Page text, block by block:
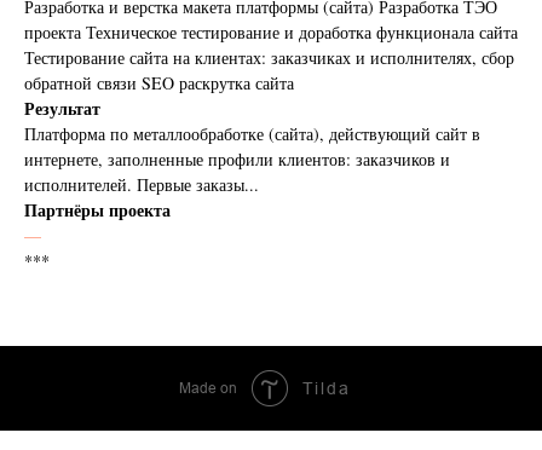
Разработка и верстка макета платформы (сайта) Разработка ТЭО
проекта Техническое тестирование и доработка функционала сайта
Тестирование сайта на клиентах: заказчиках и исполнителях, сбор
обратной связи SEO раскрутка сайта
Результат
Платформа по металлообработке (сайта), действующий сайт в
интернете, заполненные профили клиентов: заказчиков и
исполнителей. Первые заказы...
Партнёры проекта
—
***
Made on Tilda